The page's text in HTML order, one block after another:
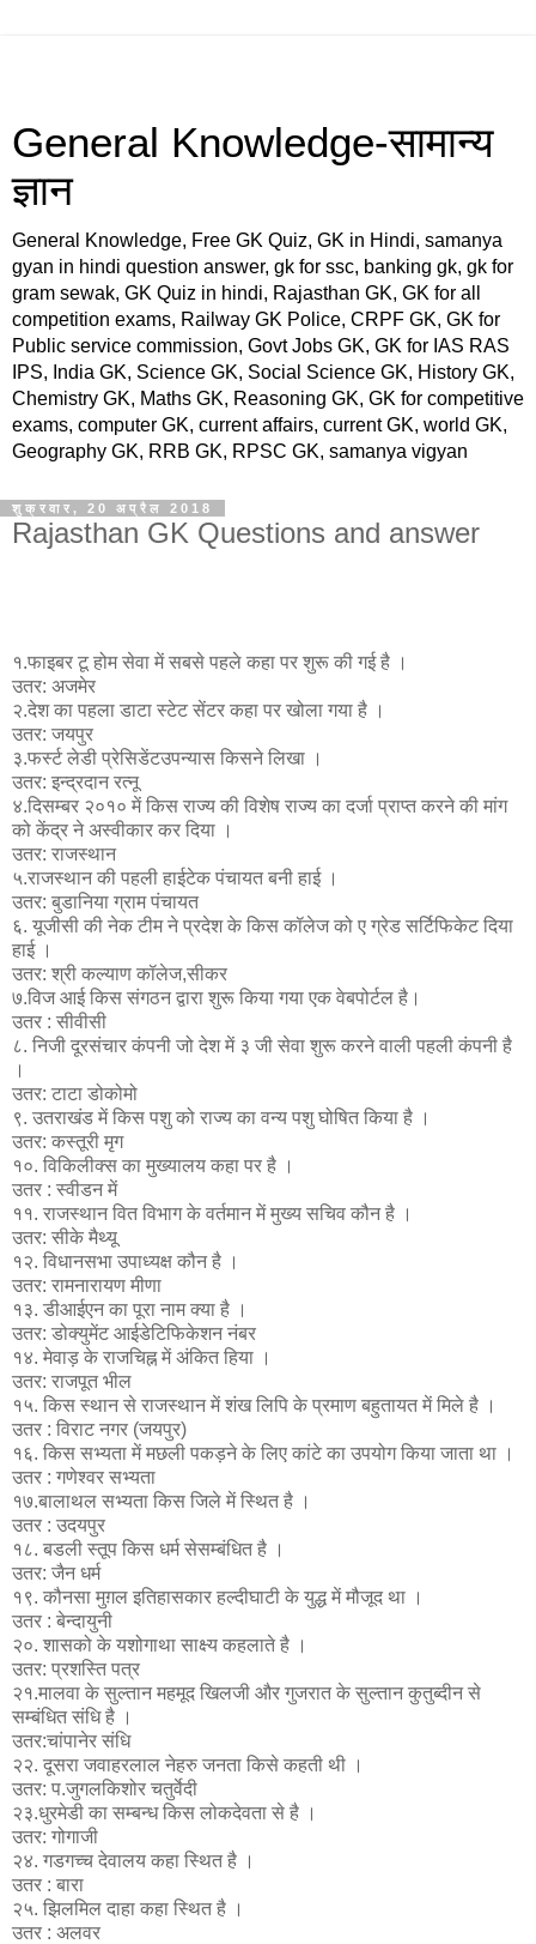
General Knowledge-सामान्य
ज्ञान
General Knowledge, Free GK Quiz, GK in Hindi, samanya
gyan in hindi question answer, gk for ssc, banking gk, gk for
gram sewak, GK Quiz in hindi, Rajasthan GK, GK for all
competition exams, Railway GK Police, CRPF GK, GK for
Public service commission, Govt Jobs GK, GK for IAS RAS
IPS, India GK, Science GK, Social Science GK, History GK,
Chemistry GK, Maths GK, Reasoning GK, GK for competitive
exams, computer GK, current affairs, current GK, world GK,
Geography GK, RRB GK, RPSC GK, samanya vigyan
शुक्रवार, 20 अप्रैल 2018
Rajasthan GK Questions and answer
१.फाइबर टू होम सेवा में सबसे पहले कहा पर शुरू की गई है ।
उतर: अजमेर
२.देश का पहला डाटा स्टेट सेंटर कहा पर खोला गया है ।
उतर: जयपुर
३.फर्स्ट लेडी प्रेसिडेंटउपन्यास किसने लिखा ।
उतर: इन्द्रदान रत्नू
४.दिसम्बर २०१० में किस राज्य की विशेष राज्य का दर्जा प्राप्त करने की मांग
को केंद्र ने अस्वीकार कर दिया ।
उतर: राजस्थान
५.राजस्थान की पहली हाईटेक पंचायत बनी हाई ।
उतर: बुडानिया ग्राम पंचायत
६. यूजीसी की नेक टीम ने प्रदेश के किस कॉलेज को ए ग्रेड सर्टिफिकेट दिया
हाई ।
उतर: श्री कल्याण कॉलेज,सीकर
७.विज आई किस संगठन द्वारा शुरू किया गया एक वेबपोर्टल है।
उतर : सीवीसी
८. निजी दूरसंचार कंपनी जो देश में ३ जी सेवा शुरू करने वाली पहली कंपनी है
।
उतर: टाटा डोकोमो
९. उतराखंड में किस पशु को राज्य का वन्य पशु घोषित किया है ।
उतर: कस्तूरी मृग
१०. विकिलीक्स का मुख्यालय कहा पर है ।
उतर : स्वीडन में
११. राजस्थान वित विभाग के वर्तमान में मुख्य सचिव कौन है ।
उतर: सीके मैथ्यू
१२. विधानसभा उपाध्यक्ष कौन है ।
उतर: रामनारायण मीणा
१३. डीआईएन का पूरा नाम क्या है ।
उतर: डोक्युमेंट आईडेटिफिकेशन नंबर
१४. मेवाड़ के राजचिह्न में अंकित हिया ।
उतर: राजपूत भील
१५. किस स्थान से राजस्थान में शंख लिपि के प्रमाण बहुतायत में मिले है ।
उतर : विराट नगर (जयपुर)
१६. किस सभ्यता में मछली पकड़ने के लिए कांटे का उपयोग किया जाता था ।
उतर : गणेश्वर सभ्यता
१७.बालाथल सभ्यता किस जिले में स्थित है ।
उतर : उदयपुर
१८. बडली स्तूप किस धर्म सेसम्बंधित है ।
उतर: जैन धर्म
१९. कौनसा मुग़ल इतिहासकार हल्दीघाटी के युद्ध में मौजूद था ।
उतर : बेन्दायुनी
२०. शासको के यशोगाथा साक्ष्य कहलाते है ।
उतर: प्रशस्ति पत्र
२१.मालवा के सुल्तान महमूद खिलजी और गुजरात के सुल्तान कुतुब्दीन से
सम्बंधित संधि है ।
उतर:चांपानेर संधि
२२. दूसरा जवाहरलाल नेहरु जनता किसे कहती थी ।
उतर: प.जुगलकिशोर चतुर्वेदी
२३.धुरमेडी का सम्बन्ध किस लोकदेवता से है ।
उतर: गोगाजी
२४. गडगच्च देवालय कहा स्थित है ।
उतर : बारा
२५. झिलमिल दाहा कहा स्थित है ।
उतर : अलवर